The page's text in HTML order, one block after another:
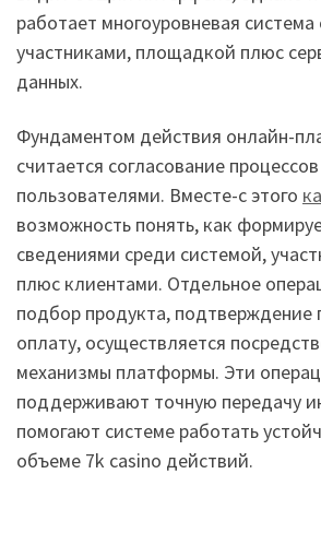
работает многоуровневая система
участниками, площадкой плюс
данных.
Фундаментом действия онлайн-
считается согласование
пользователями. Вместе-с этого
возможность понять, как
сведениями среди системой,
плюс клиентами. Отдельное
подбор продукта, подтверждение
оплату, осуществляется
механизмы платформы. Эти
поддерживают точную передачу
помогают системе работать
объеме 7k casino действий.